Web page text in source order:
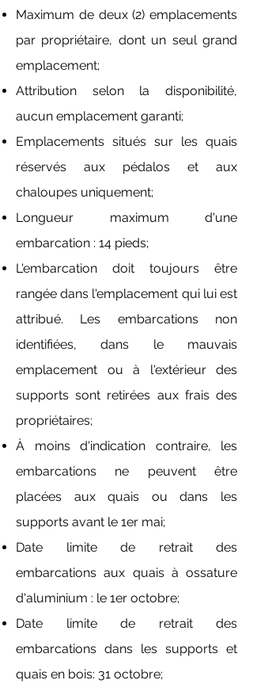
Maximum de deux (2) emplacements
par propriétaire, dont un seul grand
emplacement;
Attribution selon la disponibilité,
aucun emplacement garanti;
Emplacements situés sur les quais
réservés aux pédalos et aux
chaloupes uniquement;
Longueur maximum d'une
embarcation : 14 pieds;
L'embarcation doit toujours être
rangée dans l'emplacement qui lui est
attribué. Les embarcations non
identifiées, dans le mauvais
emplacement ou à l'extérieur des
supports sont retirées aux frais des
propriétaires;
À moins d'indication contraire, les
embarcations ne peuvent être
placées aux quais ou dans les
supports avant le 1er mai;
Date limite de retrait des
embarcations aux quais à ossature
d'aluminium : le 1er octobre;
Date limite de retrait des
embarcations dans les supports et
quais en bois: 31 octobre;